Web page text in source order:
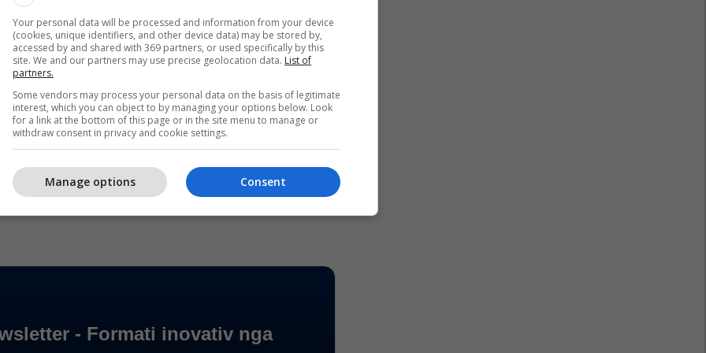
kjo skemë ka prekur qindra mijëra viktima, me
që arrijnë në miliona dollarë. Kriminelët kanë
të rreme dhe rreth 1 milion linke mashtruese,
mesazhe spam me qëllim mashtrimi.
është një shembull i qartë i mënyrës se si
mund të përdoret për të “përforcuar” krimin
të gjerë./Telegrafi/
Your personal data will be processed and information from your device
(cookies, unique identifiers, and other device data) may be stored by,
accessed by and shared with 369 partners, or used specifically by this
site. We and our partners may use precise geolocation data. List of
partners.
Some vendors may process your personal data on the basis of legitimate
interest, which you can object to by managing your options below. Look
for a link at the bottom of this page or in the site menu to manage or
withdraw consent in privacy and cookie settings.
Consent
Manage options